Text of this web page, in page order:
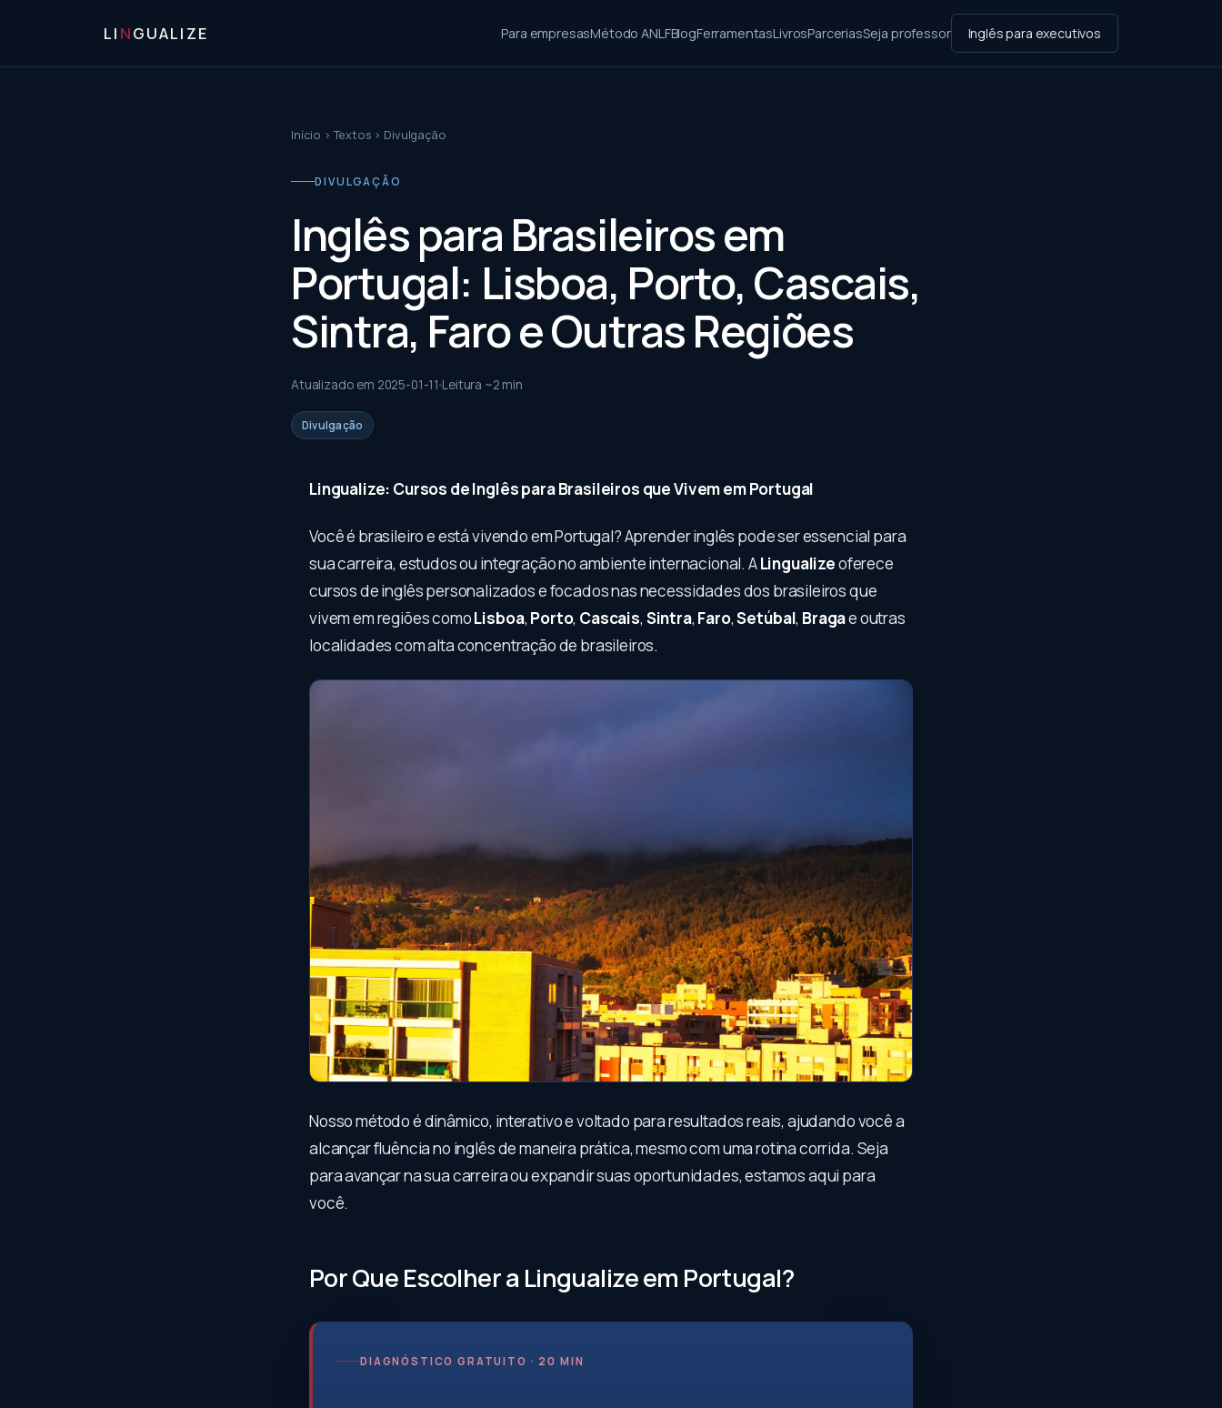
LI NGUALIZE Para empresasMétodo ANLFBlogFerramentasLivrosParceriasSeja professor Inglês para executivos
Início ›Textos › Divulgação
DIVULGAÇÃO
Inglês para Brasileiros em
Portugal: Lisboa, Porto, Cascais,
Sintra, Faro e Outras Regiões
Atualizado em 2025-01-11 Leitura ~2 min
Divulgação
Lingualize: Cursos de Inglês para Brasileiros que Vivem em Portugal
Você é brasileiro e está vivendo em Portugal? Aprender inglês pode ser essencial para
sua carreira, estudos ou integração no ambiente internacional. ALingualizeoferece
cursos de inglês personalizados e focados nas necessidades dos brasileiros que
vivem em regiões comoLisboa, Porto, Cascais, Sintra, Faro,Setúbal, Bragae outras
localidades com alta concentração de brasileiros.
Nosso método é dinâmico, interativo e voltado para resultados reais, ajudando você a
alcançar fluência no inglês de maneira prática, mesmo com uma rotina corrida. Seja
para avançar na sua carreira ou expandir suas oportunidades, estamos aqui para
você.
Por Que Escolher a Lingualize em Portugal?
DIAGNÓSTICO GRATUITO · 20 MIN